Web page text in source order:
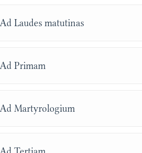
Ad Laudes matutinas
Ad Primam
Ad Martyrologium